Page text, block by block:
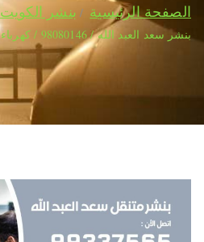
الصفحة الرئيسية بنشر الكويت
بنشر سعد العبد الله / 98080146‬ / كهرباء وبنشر متنقل سعد العبد الله